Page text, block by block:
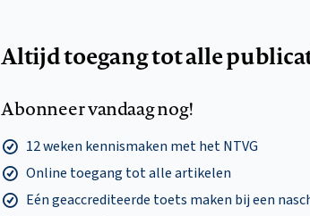
Altijd toegang tot alle
Abonneer vandaag nog!
12 weken kennismaken met het NTVG
Online toegang tot alle artikelen
Eén geaccrediteerde toets maken bij een